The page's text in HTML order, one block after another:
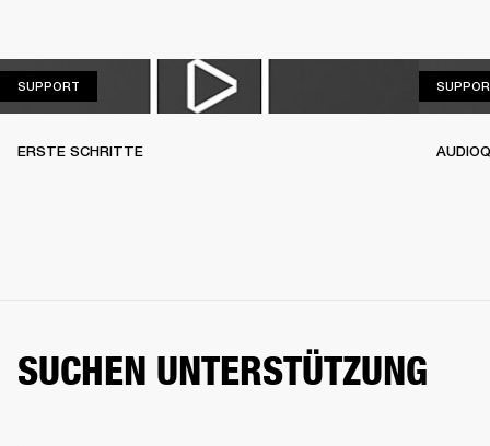
SUPPORT
ERSTE SCHRITTE
SUCHEN UNTERSTÜTZUNG